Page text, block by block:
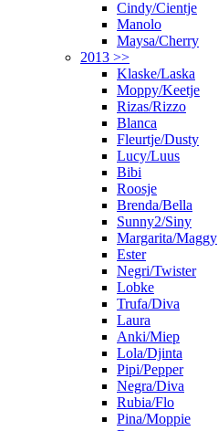
Cindy/Cientje
Manolo
Maysa/Cherry
2013 >>
Klaske/Laska
Moppy/Keetje
Rizas/Rizzo
Blanca
Fleurtje/Dusty
Lucy/Luus
Bibi
Roosje
Brenda/Bella
Sunny2/Siny
Margarita/Maggy
Ester
Negri/Twister
Lobke
Trufa/Diva
Laura
Anki/Miep
Lola/Djinta
Pipi/Pepper
Negra/Diva
Rubia/Flo
Pina/Moppie